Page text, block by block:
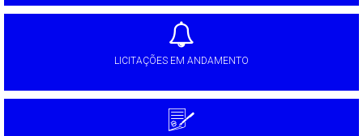
LICITAÇÕES EM ANDAMENTO